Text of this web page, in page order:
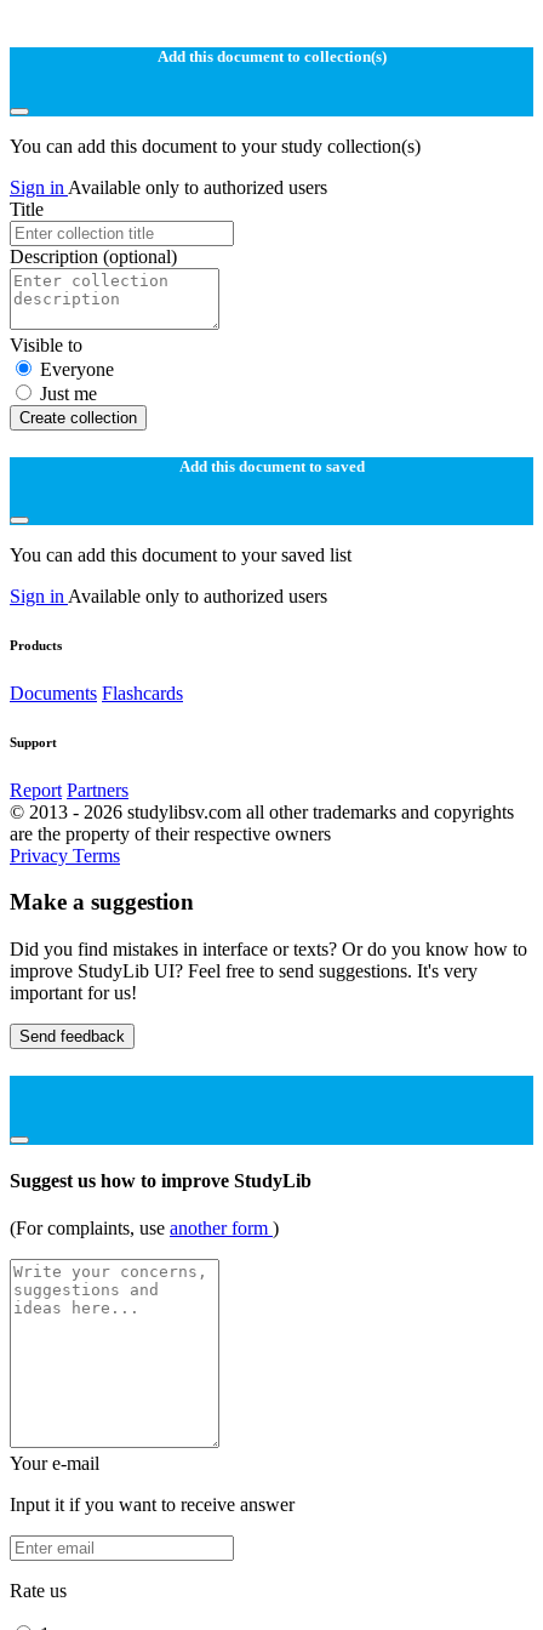
Add this document to collection(s)
You can add this document to your study collection(s)
Sign in Available only to authorized users
Title
Description (optional)
Visible to
Everyone
Just me
Create collection
Add this document to saved
You can add this document to your saved list
Sign in Available only to authorized users
Products
Documents Flashcards
Support
Report Partners
© 2013 - 2026 studylibsv.com all other trademarks and copyrights
are the property of their respective owners
Privacy Terms
Make a suggestion
Did you find mistakes in interface or texts? Or do you know how to
improve StudyLib UI? Feel free to send suggestions. It's very
important for us!
Send feedback
Suggest us how to improve StudyLib
(For complaints, use another form )
Your e-mail
Input it if you want to receive answer
Rate us